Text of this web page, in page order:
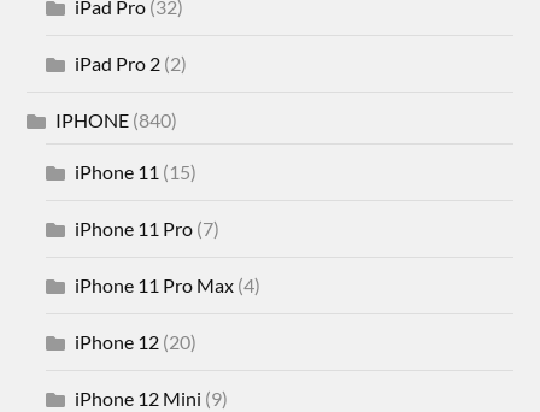
iPad Pro (32)
iPad Pro 2 (2)
IPHONE (840)
iPhone 11 (15)
iPhone 11 Pro (7)
iPhone 11 Pro Max (4)
iPhone 12 (20)
iPhone 12 Mini (9)